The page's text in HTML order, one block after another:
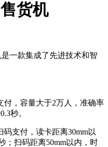
货机
一款集成了先进技术和智
付，容量大于2万人，准确率
秒。
支付，读卡距离30mm以
；扫码距离50mm以内，时